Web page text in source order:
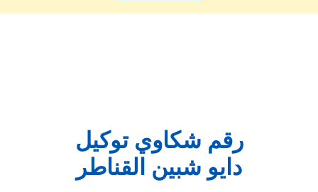
رقم شكاوي توكيل
دايو شبين القناطر